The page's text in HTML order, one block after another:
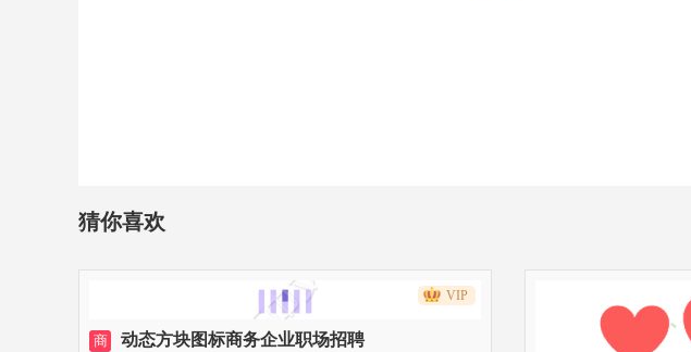
猜你喜欢
VIP
商 动态方块图标商务企业职场招聘